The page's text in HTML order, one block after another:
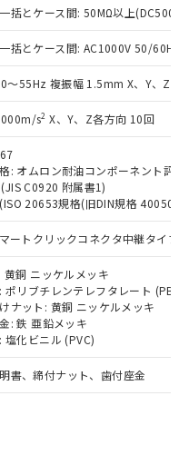
括とケース間: 50MΩ以上(DC500V
括とケース間: AC1000V 50/60Hz
～55Hz 複振幅 1.5mm X、Y、Z各
s2 X、Y、Z各方向 10回
: オムロン耐油コンポーネント評
C0920 附属書1)
20653規格(旧DIN規格 40050
ートクリックコネクタ中継タイプ
黄銅 ニッケルメッキ
ポリブチレンテレフタレート (PBT)
ナット: 黄銅 ニッケルメッキ
: 鉄 亜鉛メッキ
塩化ビニル (PVC)
書、締付ナット、歯付座金
価格照会結果は、
時点での社内デー
るものであり、閲
際の在庫および標
合があることをご
び標準価格はお客
はお客様担当のオ
店・当社販売員に
売店や当社販売拠
ーク
」をご確認
価格結果を当社の
者に漏洩または開
します。
品リスト作成サー
だくには、I-Web
されている必要が
イト上で当社にご
ります。
1000ppm以下、 カド
、ポリ臭化ビフェニル
ビス(2-エチルヘキシ
以下、フタル酸ブチ
下、フタル酸ジブチル
酸ジイソブチル
よび制御機器に対する
いては閾値を超える意
います。
どにより、予定
す。
PBBs(ポリ臭化ビフェ
臭化ジフェニルエーテ
、 DIBP(フタル酸ジ
タル酸ブチルベンジ
キシル)) : 1000ppm
質）のすべてが基
ます。
下において有害物
に深刻な影響を
す。
販売部門へお問
法に定める商品
という）を輸出
する場合は、日本
たは役務取引許
必要な手続きを
棄する場合は、完
違法に輸出されな
じます。
核兵器、ミサイ
兵器またはその他
製造装置等に一切
第三者に販売する
よび3の内容を当
す。また当社は、
係わる関係者が違
がある場合は、取
庫あり
ないが在庫あり
在庫状況につ
のお取引先、ま
のオムロン制御
社販売員にご確
また在庫状況の
いない機種